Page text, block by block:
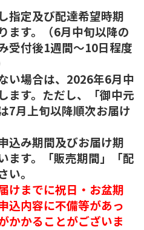
指定及び配達希望時期
ます。（6月中旬以降の
受付後1週間～10日程度
い場合は、2026年6月中
ます。ただし、「御中元
7月上旬以降順次お届け
込み期間及びお届け期
ます。「販売期間」「配
。
けまでに祝日・お盆期
込内容に不備等があっ
かかることがございま